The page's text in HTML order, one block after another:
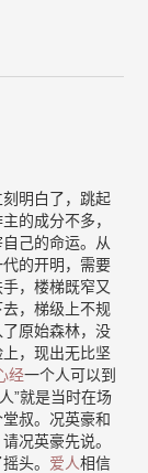
明白了，跳起
的成分不多，
己的命运。从
的开明，需要
，楼梯既窄又
，梯级上不规
原始森林，没
，现出无比坚
经一个人可以到
”就是当时在场
堂叔。况英豪和
况英豪先说。
头。 爱人相信